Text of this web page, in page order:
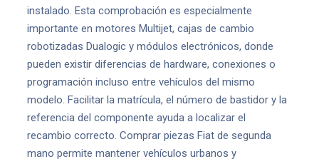
instalado. Esta comprobación es especialmente
importante en motores Multijet, cajas de cambio
robotizadas Dualogic y módulos electrónicos, donde
pueden existir diferencias de hardware, conexiones o
programación incluso entre vehículos del mismo
modelo. Facilitar la matrícula, el número de bastidor y la
referencia del componente ayuda a localizar el
recambio correcto. Comprar piezas Fiat de segunda
mano permite mantener vehículos urbanos y